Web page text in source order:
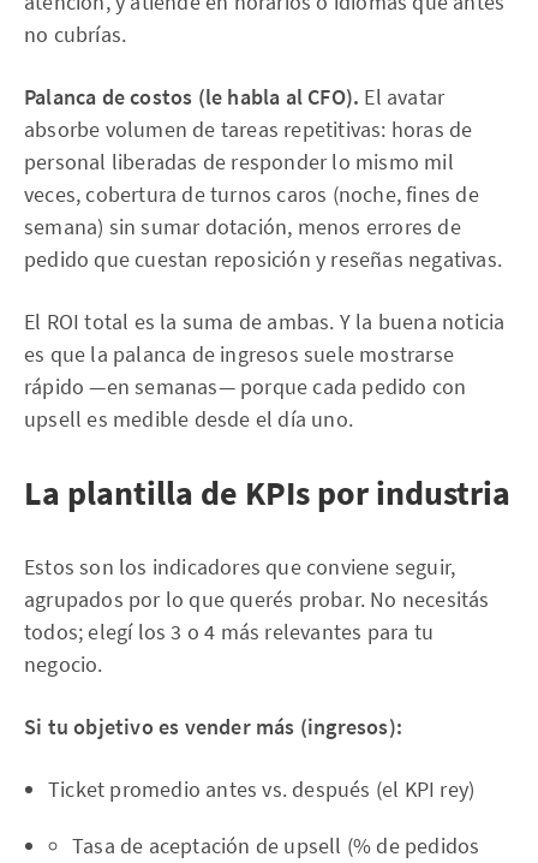
no cubrías.
Palanca de costos (le habla al CFO). El avatar
absorbe volumen de tareas repetitivas: horas de
personal liberadas de responder lo mismo mil
veces, cobertura de turnos caros (noche, fines de
semana) sin sumar dotación, menos errores de
pedido que cuestan reposición y reseñas negativas.
El ROI total es la suma de ambas. Y la buena noticia
es que la palanca de ingresos suele mostrarse
rápido —en semanas— porque cada pedido con
upsell es medible desde el día uno.
La plantilla de KPIs por industria
Estos son los indicadores que conviene seguir,
agrupados por lo que querés probar. No necesitás
todos; elegí los 3 o 4 más relevantes para tu
negocio.
Si tu objetivo es vender más (ingresos):
Ticket promedio antes vs. después (el KPI rey)
Tasa de aceptación de upsell (% de pedidos